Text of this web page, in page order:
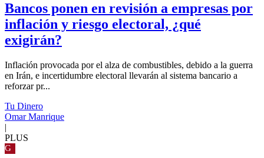
Bancos ponen en revisión a empresas por
inflación y riesgo electoral, ¿qué
exigirán?
Inflación provocada por el alza de combustibles, debido a la guerra
en Irán, e incertidumbre electoral llevarán al sistema bancario a
reforzar pr...
Tu Dinero
Omar Manrique
|
PLUS
G